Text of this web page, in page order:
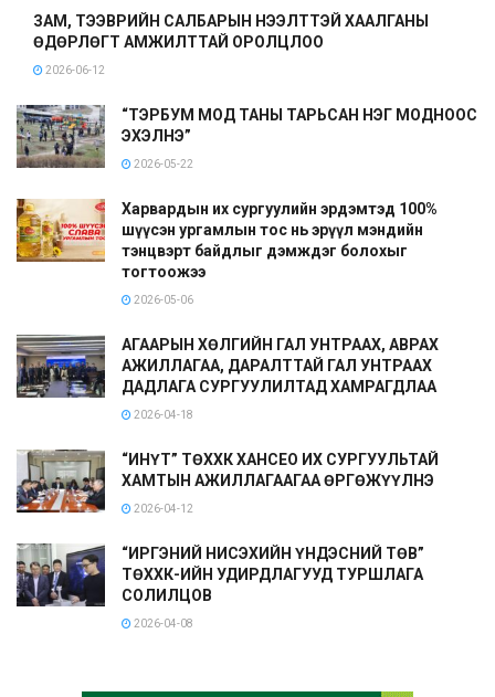
ЗАМ, ТЭЭВРИЙН САЛБАРЫН НЭЭЛТТЭЙ ХААЛГАНЫ
ӨДӨРЛӨГТ АМЖИЛТТАЙ ОРОЛЦЛОО
2026-06-12
“ТЭРБУМ МОД ТАНЫ ТАРЬСАН НЭГ МОДНООС
ЭХЭЛНЭ”
2026-05-22
Харвардын их сургуулийн эрдэмтэд 100%
шүүсэн ургамлын тос нь эрүүл мэндийн
тэнцвэрт байдлыг дэмждэг болохыг
тогтоожээ
2026-05-06
АГААРЫН ХӨЛГИЙН ГАЛ УНТРААХ, АВРАХ
АЖИЛЛАГАА, ДАРАЛТТАЙ ГАЛ УНТРААХ
ДАДЛАГА СУРГУУЛИЛТАД ХАМРАГДЛАА
2026-04-18
“ИНҮТ” ТӨХХК ХАНСЕО ИХ СУРГУУЛЬТАЙ
ХАМТЫН АЖИЛЛАГААГАА ӨРГӨЖҮҮЛНЭ
2026-04-12
“ИРГЭНИЙ НИСЭХИЙН ҮНДЭСНИЙ ТӨВ”
ТӨХХК-ИЙН УДИРДЛАГУУД ТУРШЛАГА
СОЛИЛЦОВ
2026-04-08